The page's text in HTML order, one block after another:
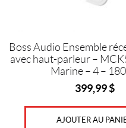
Boss Audio Ensemble
avec haut-parleur –
Marine – 4 –
399,99$
AJOUTER AU